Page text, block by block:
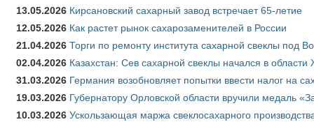
13.05.2026 Кирсановский сахарный завод встречает 65-летие
12.05.2026 Как растет рынок сахарозаменителей в России
21.04.2026 Торги по ремонту института сахарной свеклы под
02.04.2026 Казахстан: Сев сахарной свеклы начался в области
31.03.2026 Германия возобновляет попытки ввести налог на
19.03.2026 Губернатору Орловской области вручили медаль
10.03.2026 Ускользающая маржа свеклосахарного